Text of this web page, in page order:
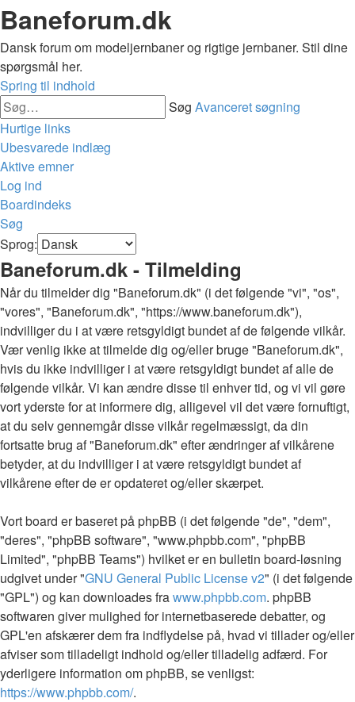
Baneforum.dk
Dansk forum om modeljernbaner og rigtige jernbaner. Stil dine
spørgsmål her.
Spring til indhold
Søg Avanceret søgning
Hurtige links
Ubesvarede indlæg
Aktive emner
Log ind
Boardindeks
Søg
Sprog:
Baneforum.dk - Tilmelding
Når du tilmelder dig "Baneforum.dk" (i det følgende "vi", "os",
"vores", "Baneforum.dk", "https://www.baneforum.dk"),
indvilliger du i at være retsgyldigt bundet af de følgende vilkår.
Vær venlig ikke at tilmelde dig og/eller bruge "Baneforum.dk",
hvis du ikke indvilliger i at være retsgyldigt bundet af alle de
følgende vilkår. Vi kan ændre disse til enhver tid, og vi vil gøre
vort yderste for at informere dig, alligevel vil det være fornuftigt,
at du selv gennemgår disse vilkår regelmæssigt, da din
fortsatte brug af "Baneforum.dk" efter ændringer af vilkårene
betyder, at du indvilliger i at være retsgyldigt bundet af
vilkårene efter de er opdateret og/eller skærpet.
Vort board er baseret på phpBB (i det følgende "de", "dem",
"deres", "phpBB software", "www.phpbb.com", "phpBB
Limited", "phpBB Teams") hvilket er en bulletin board-løsning
udgivet under "GNU General Public License v2" (i det følgende
"GPL") og kan downloades frawww.phpbb.com. phpBB
softwaren giver mulighed for internetbaserede debatter, og
GPL'en afskærer dem fra indflydelse på, hvad vi tillader og/eller
afviser som tilladeligt indhold og/eller tilladelig adfærd. For
yderligere information om phpBB, se venligst:
https://www.phpbb.com/.